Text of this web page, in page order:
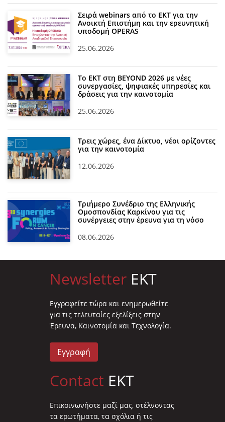
Σειρά webinars από το ΕΚΤ για την
Ανοικτή Επιστήμη και την ερευνητική
υποδομή OPERAS
25.06.2026
Το ΕΚΤ στη BEYOND 2026 με νέες
συνεργασίες, ψηφιακές υπηρεσίες και
δράσεις για την καινοτομία
25.06.2026
Τρεις χώρες, ένα Δίκτυο, νέοι ορίζοντες
για την καινοτομία
12.06.2026
Τριήμερο Συνέδριο της Ελληνικής
Ομοσπονδίας Καρκίνου για τις
συνέργειες στην έρευνα για τη νόσο
08.06.2026
Newsletter EKT
Eγγραφείτε τώρα και ενημερωθείτε
για τις τελευταίες εξελίξεις στην
Έρευνα, Καινοτομία και Τεχνολογία.
Εγγραφή
Contact EKT
Επικοινωνήστε μαζί μας, στέλνοντας
τα ερωτήματα, τα σχόλια ή τις